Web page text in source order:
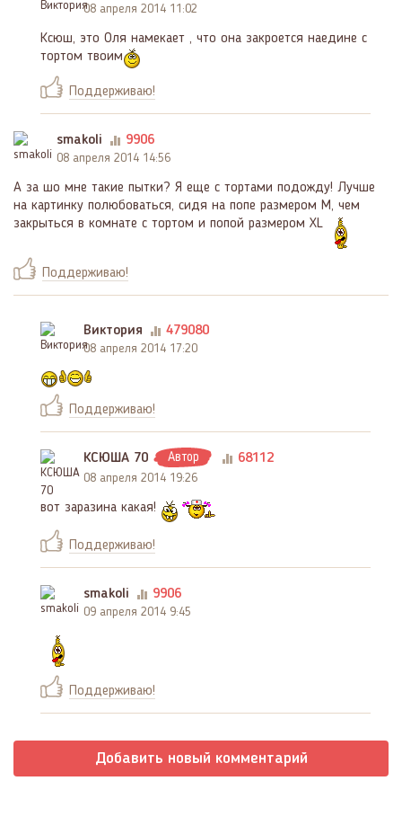
08 апреля 2014 11:02
Ксюш, это Оля намекает , что она закроется наедине с
тортом твоим
Поддерживаю!
smakoli 9906
08 апреля 2014 14:56
А за шо мне такие пытки? Я еще с тортами подожду! Лучше
на картинку полюбоваться, сидя на попе размером М, чем
закрыться в комнате с тортом и попой размером ХL
Поддерживаю!
Виктория 479080
08 апреля 2014 17:20
Поддерживаю!
КСЮША 70 Автор 68112
08 апреля 2014 19:26
вот заразина какая!
Поддерживаю!
smakoli 9906
09 апреля 2014 9:45
Поддерживаю!
Добавить новый комментарий